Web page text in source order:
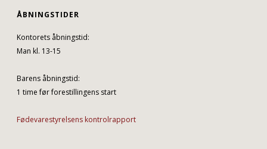
ÅBNINGSTIDER
Kontorets åbningstid:
Man kl. 13-15
Barens åbningstid:
1 time før forestillingens start
Fødevarestyrelsens kontrolrapport